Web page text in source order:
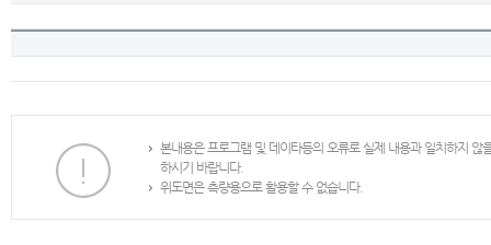
본내용은 프로그램 및 데이타등의 오류로 실제 내용과 일치하지
하시기 바랍니다.
위도면은 측량용으로 활용할 수 없습니다.